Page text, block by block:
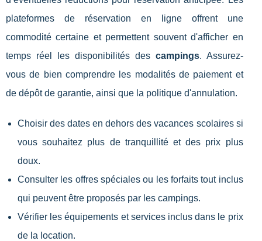
plateformes de réservation en ligne offrent une
commodité certaine et permettent souvent d'afficher en
temps réel les disponibilités des campings. Assurez-
vous de bien comprendre les modalités de paiement et
de dépôt de garantie, ainsi que la politique d'annulation.
Choisir des dates en dehors des vacances scolaires si
vous souhaitez plus de tranquillité et des prix plus
doux.
Consulter les offres spéciales ou les forfaits tout inclus
qui peuvent être proposés par les campings.
Vérifier les équipements et services inclus dans le prix
de la location.